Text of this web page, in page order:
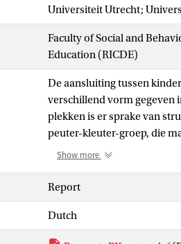
Universiteit Utrecht;
Faculty of Social and
Education (RICDE)
De aansluiting tussen
verschillend vorm gegeven
plekken is er sprake van
peuter-kleuter-groep, die
samenwerking tussen
14 pedagogisch
geëvalueeerd (CLASS
Conceptontwikkeling) en
instrument), aangevuld
Show more
Report
Dutch